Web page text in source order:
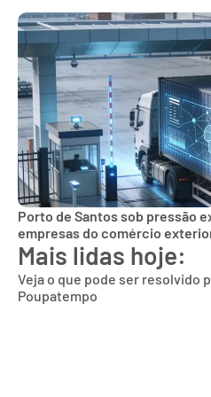
Porto de Santos sob pressão
empresas do comércio
Mais lidas hoje:
Veja o que pode ser resolvido
Poupatempo